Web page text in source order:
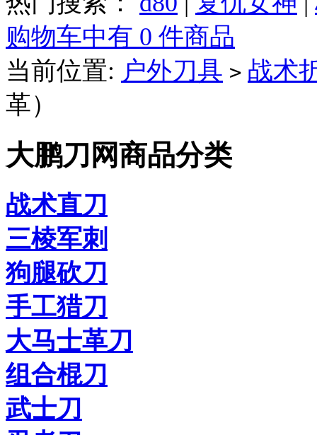
购物车中有 0 件商品
当前位置: 户外刀具 > 战术
革）
大鹏刀网商品分类
战术直刀
三棱军刺
狗腿砍刀
手工猎刀
大马士革刀
组合棍刀
武士刀